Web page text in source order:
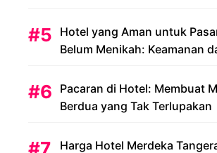
Hotel yang Aman untuk
Belum Menikah: Keamanan
Pacaran di Hotel: Membuat
Berdua yang Tak Terlupakan
Harga Hotel Merdeka